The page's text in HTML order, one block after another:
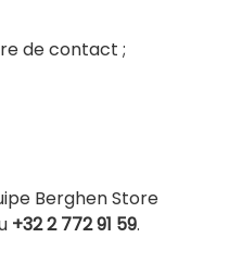
de contact ;
Berghen Store
+32 2 772 91 59.